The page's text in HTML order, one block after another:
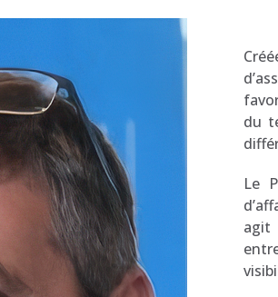
du
Le
agit